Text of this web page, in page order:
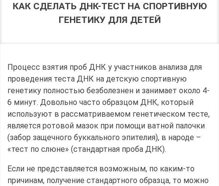
КАК СДЕЛАТЬ ДНК-ТЕСТ НА СПОРТИВНУЮ
ГЕНЕТИКУ ДЛЯ ДЕТЕЙ
Процесс взятия проб ДНК у участников анализа для
проведения теста ДНК на детскую спортивную
генетику полностью безболезнен и занимает около 4-
6 минут. Довольно часто образцом ДНК, который
используют в рассматриваемом генетическом тесте,
является ротовой мазок при помощи ватной палочки
(забор защечного буккального эпителия), в народе –
«тест по слюне» (стандартная проба ДНК).
Если не представляется возможным, по каким-то
причинам, получение стандартного образца, то можно